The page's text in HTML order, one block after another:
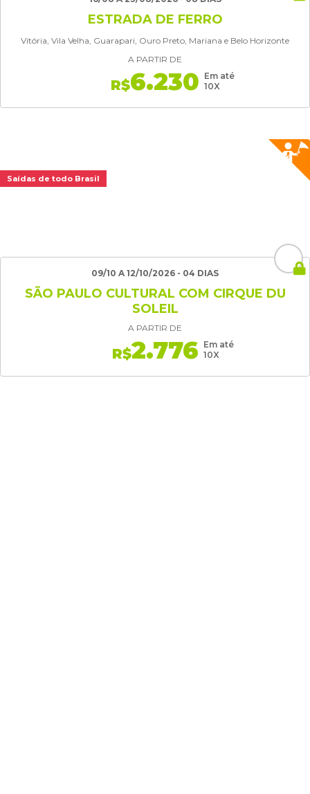
ESTRADA DE FERRO
Vitória, Vila Velha, Guarapari, Ouro Preto, Mariana e Belo Horizonte
A PARTIR DE
R$6.230 Em até
10X
Saídas de todo Brasil
09/10 A 12/10/2026 - 04 DIAS
SÃO PAULO CULTURAL COM CIRQUE DU
SOLEIL
A PARTIR DE
R$2.776 Em até
10X